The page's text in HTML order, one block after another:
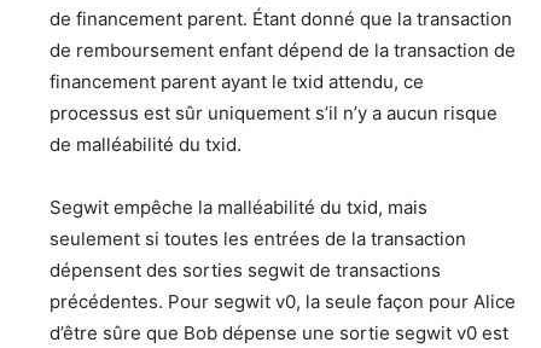
de financement parent. Étant donné que la transaction
de remboursement enfant dépend de la transaction de
financement parent ayant le txid attendu, ce
processus est sûr uniquement s’il n’y a aucun risque
de malléabilité du txid.
Segwit empêche la malléabilité du txid, mais
seulement si toutes les entrées de la transaction
dépensent des sorties segwit de transactions
précédentes. Pour segwit v0, la seule façon pour Alice
d’être sûre que Bob dépense une sortie segwit v0 est